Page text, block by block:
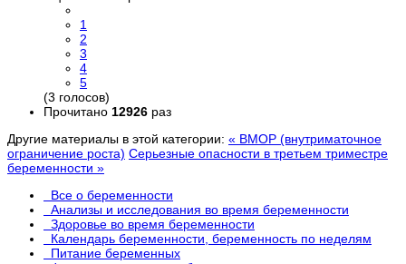
1
2
3
4
5
(3 голосов)
Прочитано 12926 раз
Другие материалы в этой категории: « ВМОР (внутриматочное
ограничение роста) Серьезные опасности в третьем триместре
беременности »
Все о беременности
Анализы и исследования во время беременности
Здоровье во время беременности
Календарь беременности, беременность по неделям
Питание беременных